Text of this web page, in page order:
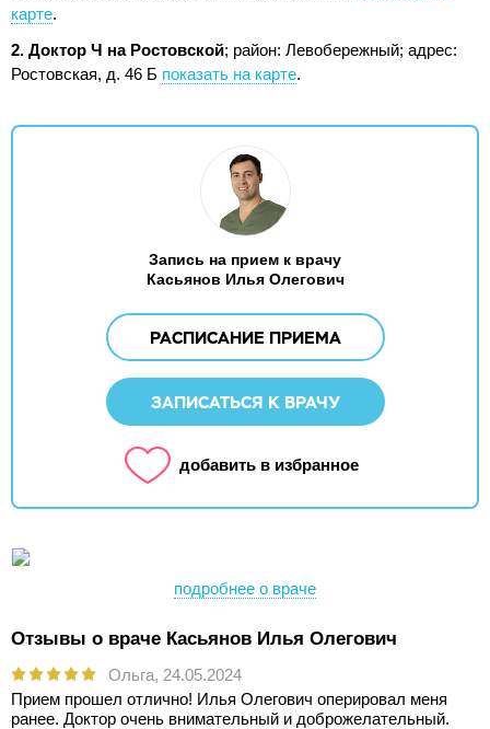
карте.
2. Доктор Ч на Ростовской; район: Левобережный; адрес:
Ростовская, д. 46 Б показать на карте.
Запись на прием к врачу
Касьянов Илья Олегович
РАСПИСАНИЕ ПРИЕМА
ЗАПИСАТЬСЯ К ВРАЧУ
добавить в избранное
подробнее о враче
Отзывы о враче Касьянов Илья Олегович
Ольга, 24.05.2024
Прием прошел отлично! Илья Олегович оперировал меня
ранее. Доктор очень внимательный и доброжелательный.